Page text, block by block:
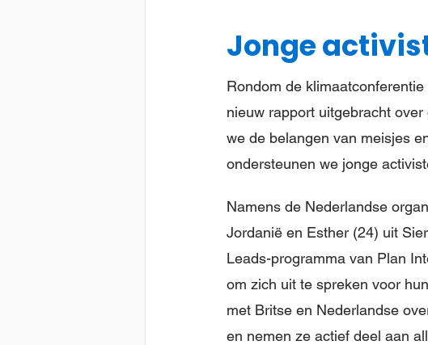
Jonge
Rondom de
nieuw rapport uitgebracht
we de belangen van meisjes
ondersteunen we jonge
Namens de Nederlandse
Jordanië en Esther (24) uit
Leads-programma van Plan
om zich uit te spreken voor
met Britse en Nederlandse
en nemen ze actief deel aan